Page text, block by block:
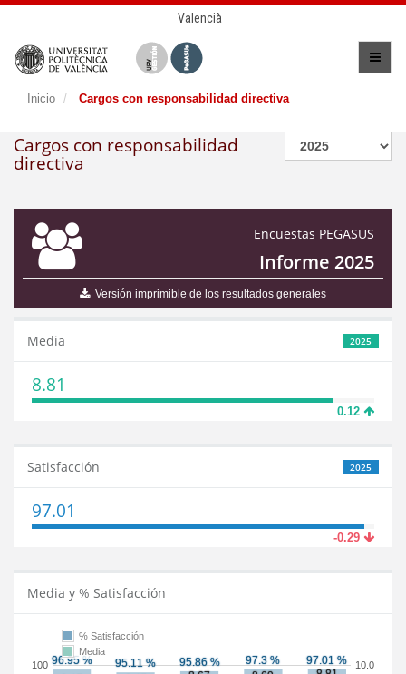
Valencià
Inicio Cargos con responsabilidad directiva
Cargos con responsabilidad
directiva
Encuestas PEGASUS
Informe 2025
Versión imprimible de los resultados generales
2025
Media
8.81
0.12
2025
Satisfacción
97.01
-0.29
Media y % Satisfacción
100 10.0
% Satisfacción
Media